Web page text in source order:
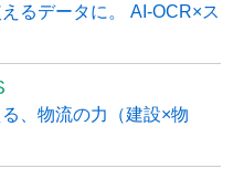
るデータに。 AI-OCR×ス
、物流の力（建設×物